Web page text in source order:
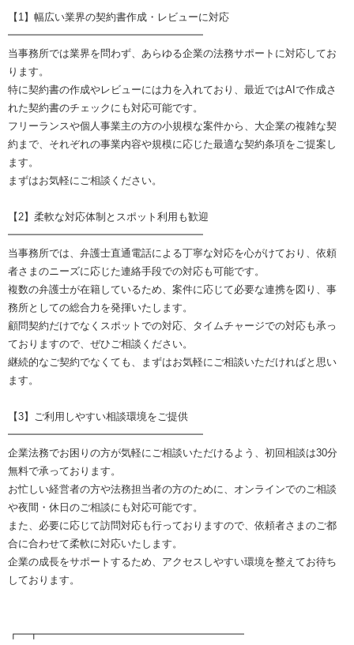
【1】幅広い業界の契約書作成・レビューに対応
━━━━━━━━━━━━━━━━━━━
当事務所では業界を問わず、あらゆる企業の法務サポートに対応してお
ります。
特に契約書の作成やレビューには力を入れており、最近ではAIで作成さ
れた契約書のチェックにも対応可能です。
フリーランスや個人事業主の方の小規模な案件から、大企業の複雑な契
約まで、それぞれの事業内容や規模に応じた最適な契約条項をご提案し
ます。
まずはお気軽にご相談ください。
【2】柔軟な対応体制とスポット利用も歓迎
━━━━━━━━━━━━━━━━━━━
当事務所では、弁護士直通電話による丁寧な対応を心がけており、依頼
者さまのニーズに応じた連絡手段での対応も可能です。
複数の弁護士が在籍しているため、案件に応じて必要な連携を図り、事
務所としての総合力を発揮いたします。
顧問契約だけでなくスポットでの対応、タイムチャージでの対応も承っ
ておりますので、ぜひご相談ください。
継続的なご契約でなくても、まずはお気軽にご相談いただければと思い
ます。
【3】ご利用しやすい相談環境をご提供
━━━━━━━━━━━━━━━━━━━
企業法務でお困りの方が気軽にご相談いただけるよう、初回相談は30分
無料で承っております。
お忙しい経営者の方や法務担当者の方のために、オンラインでのご相談
や夜間・休日のご相談にも対応可能です。
また、必要に応じて訪問対応も行っておりますので、依頼者さまのご都
合に合わせて柔軟に対応いたします。
企業の成長をサポートするため、アクセスしやすい環境を整えてお待ち
しております。
┏━┳━━━━━━━━━━━━━━━━━━━━